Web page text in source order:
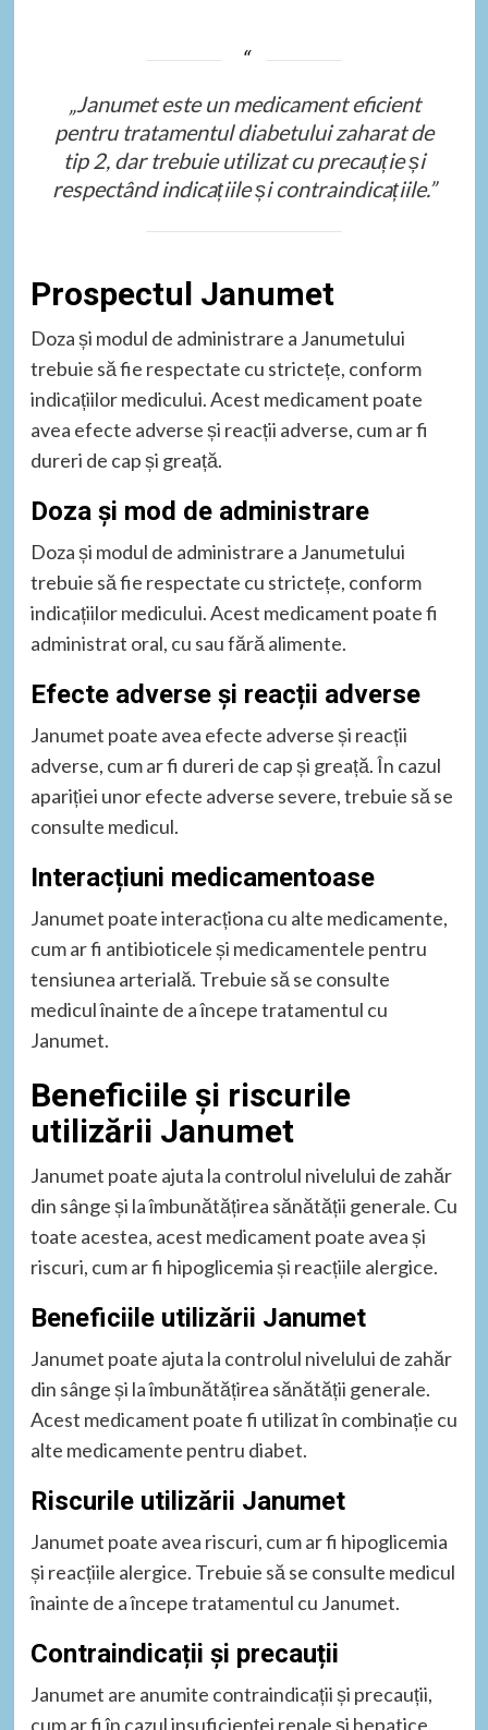
„Janumet este un medicament eficient
pentru tratamentul diabetului zaharat de
tip 2, dar trebuie utilizat cu precauție și
respectând indicațiile și contraindicațiile.”
Prospectul Janumet
Doza și modul de administrare a Janumetului
trebuie să fie respectate cu strictețe, conform
indicațiilor medicului. Acest medicament poate
avea efecte adverse și reacții adverse, cum ar fi
dureri de cap și greață.
Doza și mod de administrare
Doza și modul de administrare a Janumetului
trebuie să fie respectate cu strictețe, conform
indicațiilor medicului. Acest medicament poate fi
administrat oral, cu sau fără alimente.
Efecte adverse și reacții adverse
Janumet poate avea efecte adverse și reacții
adverse, cum ar fi dureri de cap și greață. În cazul
apariției unor efecte adverse severe, trebuie să se
consulte medicul.
Interacțiuni medicamentoase
Janumet poate interacționa cu alte medicamente,
cum ar fi antibioticele și medicamentele pentru
tensiunea arterială. Trebuie să se consulte
medicul înainte de a începe tratamentul cu
Janumet.
Beneficiile și riscurile
utilizării Janumet
Janumet poate ajuta la controlul nivelului de zahăr
din sânge și la îmbunătățirea sănătății generale. Cu
toate acestea, acest medicament poate avea și
riscuri, cum ar fi hipoglicemia și reacțiile alergice.
Beneficiile utilizării Janumet
Janumet poate ajuta la controlul nivelului de zahăr
din sânge și la îmbunătățirea sănătății generale.
Acest medicament poate fi utilizat în combinație cu
alte medicamente pentru diabet.
Riscurile utilizării Janumet
Janumet poate avea riscuri, cum ar fi hipoglicemia
și reacțiile alergice. Trebuie să se consulte medicul
înainte de a începe tratamentul cu Janumet.
Contraindicații și precauții
Janumet are anumite contraindicații și precauții,
cum ar fi în cazul insuficienței renale și hepatice.